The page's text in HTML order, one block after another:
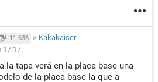
11.636 > Kakakaiser
17:17
la tapa verá en la placa base una
de la placa base la que a